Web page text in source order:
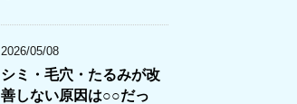
2026/05/08
シミ・毛穴・たるみが改
善しない原因は○○だっ